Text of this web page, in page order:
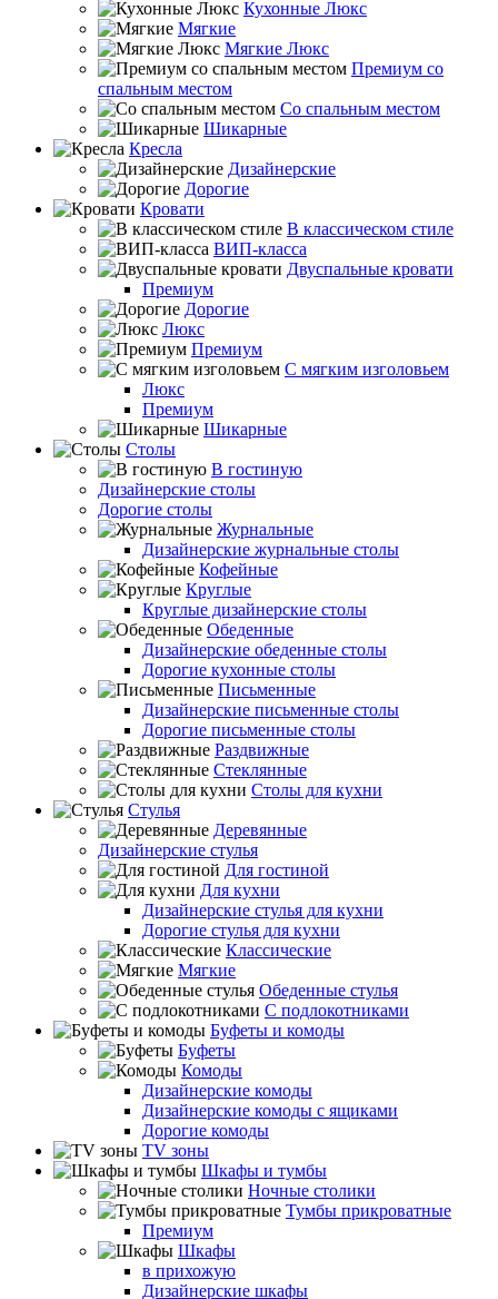
Кухонные Люкс
Мягкие
Мягкие Люкс
Премиум со
спальным местом
Со спальным местом
Шикарные
Кресла
Дизайнерские
Дорогие
Кровати
В классическом стиле
ВИП-класса
Двуспальные кровати
Премиум
Дорогие
Люкс
Премиум
С мягким изголовьем
Люкс
Премиум
Шикарные
Столы
В гостиную
Дизайнерские столы
Дорогие столы
Журнальные
Дизайнерские журнальные столы
Кофейные
Круглые
Круглые дизайнерские столы
Обеденные
Дизайнерские обеденные столы
Дорогие кухонные столы
Письменные
Дизайнерские письменные столы
Дорогие письменные столы
Раздвижные
Стеклянные
Столы для кухни
Стулья
Деревянные
Дизайнерские стулья
Для гостиной
Для кухни
Дизайнерские стулья для кухни
Дорогие стулья для кухни
Классические
Мягкие
Обеденные стулья
С подлокотниками
Буфеты и комоды
Буфеты
Комоды
Дизайнерские комоды
Дизайнерские комоды с ящиками
Дорогие комоды
TV зоны
Шкафы и тумбы
Ночные столики
Тумбы прикроватные
Премиум
Шкафы
в прихожую
Дизайнерские шкафы